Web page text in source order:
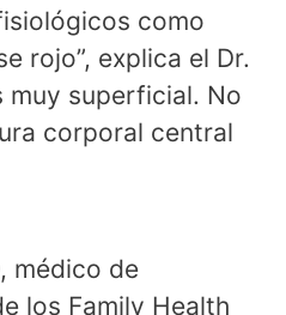
como
rojo”, explica el Dr.
muy superficial. No
corporal central
médico de
los Family Health